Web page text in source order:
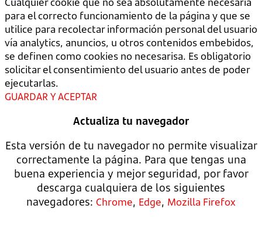
para el correcto funcionamiento de la página y que se
utilice para recolectar información personal del usuario
vía analytics, anuncios, u otros contenidos embebidos,
se definen como cookies no necesarisa. Es obligatorio
solicitar el consentimiento del usuario antes de poder
ejecutarlas.
GUARDAR Y ACEPTAR
Actualiza tu navegador
Esta versión de tu navegador no permite visualizar
correctamente la página. Para que tengas una
buena experiencia y mejor seguridad, por favor
descarga cualquiera de los siguientes
navegadores: Chrome, Edge, Mozilla Firefox